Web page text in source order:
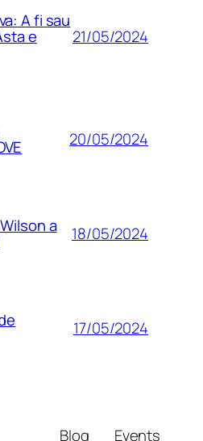
A fi sau
e 21/05/2024
20/05/2024
a 18/05/2024
17/05/2024
Blog Events